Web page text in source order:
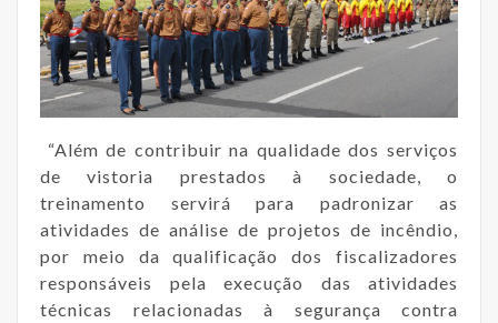
“Além de contribuir na qualidade dos serviços
de vistoria prestados à sociedade, o
treinamento servirá para padronizar as
atividades de análise de projetos de incêndio,
por meio da qualificação dos fiscalizadores
responsáveis pela execução das atividades
técnicas relacionadas à segurança contra